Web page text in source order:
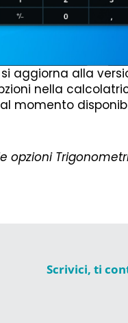
alla
nella
al momento
opzioni
Scrivici, ti